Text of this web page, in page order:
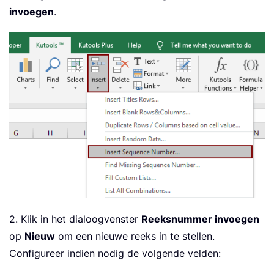
invoegen.
2. Klik in het dialoogvenster Reeksnummer invoegen
op Nieuw om een nieuwe reeks in te stellen.
Configureer indien nodig de volgende velden: